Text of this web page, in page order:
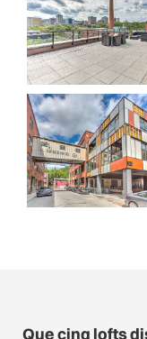
Que cinq lofts